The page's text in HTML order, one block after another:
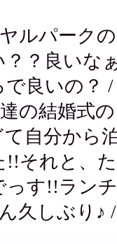
ルパークの
？？良い
良いの？ /
の結婚式
自分から
!!それと、
っす!!ラン
久しぶり♪